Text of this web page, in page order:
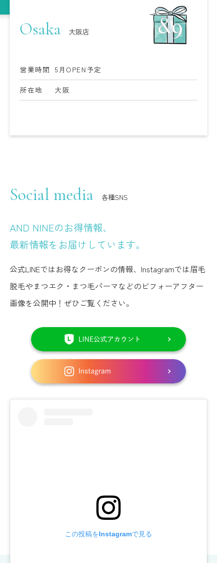
Osaka 大阪店
営業時間 5月OPEN予定
所在地 大阪
この投稿をInstagramで見る
Social media 各種SNS
AND NINEのお得情報、
最新情報をお届けしています。
公式LINEではお得なクーポンの情報、Instagramでは眉毛
脱毛やまつエク・まつ毛パーマなどのビフォーアフター
画像を公開中！ぜひご覧ください。
は
こ
ち
ら
ン
ス
タ
か
ら